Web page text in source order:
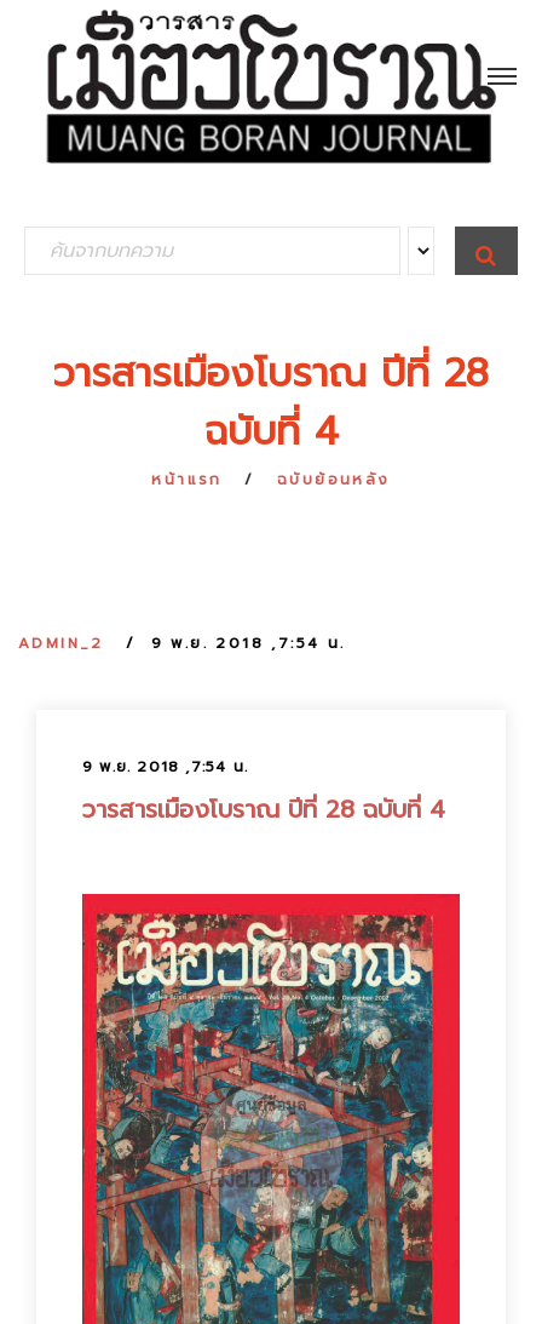
e
S
E
A
วารสารเมืองโบราณ ปีที่ 28
ฉบับที่ 4
หน้าแรก ฉบับย้อนหลัง
ADMIN_2 9 พ.ย. 2018 ,7:54 น.
9 พ.ย. 2018 ,7:54 น.
วารสารเมืองโบราณ ปีที่ 28 ฉบับที่ 4